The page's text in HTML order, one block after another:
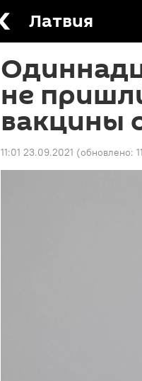
Латвия
не
вакцины
11:01 23.09.2021 (обновлено: